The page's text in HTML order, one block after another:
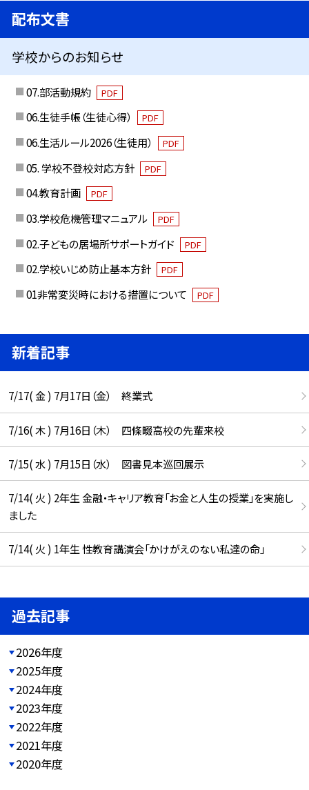
配布文書
学校からのお知らせ
07.部活動規約 PDF
06.生徒手帳（生徒心得） PDF
06.生活ルール2026（生徒用） PDF
05. 学校不登校対応方針 PDF
04.教育計画 PDF
03.学校危機管理マニュアル PDF
02.子どもの居場所サポートガイド PDF
02.学校いじめ防止基本方針 PDF
01非常変災時における措置について PDF
新着記事
7/17( 金 ) 7月17日（金） 終業式
7/16( 木 ) 7月16日（木） 四條畷高校の先輩来校
7/15( 水 ) 7月15日（水） 図書見本巡回展示
7/14( 火 ) 2年生 金融・キャリア教育「お金と人生の授業」を実施し
ました
7/14( 火 ) 1年生 性教育講演会「かけがえのない私達の命」
過去記事
2026年度
2025年度
2024年度
2023年度
2022年度
2021年度
2020年度